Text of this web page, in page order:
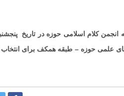
حوزه – طبقه همکف برای انتخاب